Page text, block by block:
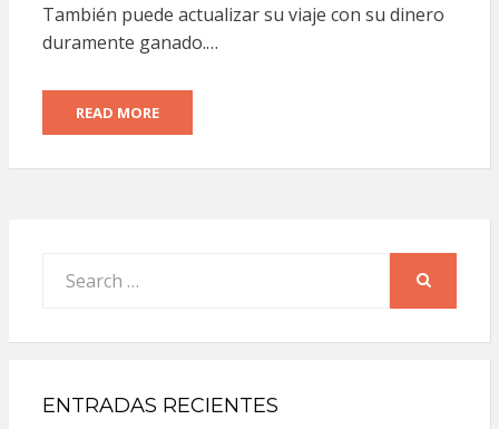
También puede actualizar su viaje con su dinero
duramente ganado.…
READ MORE
for:
ENTRADAS RECIENTES